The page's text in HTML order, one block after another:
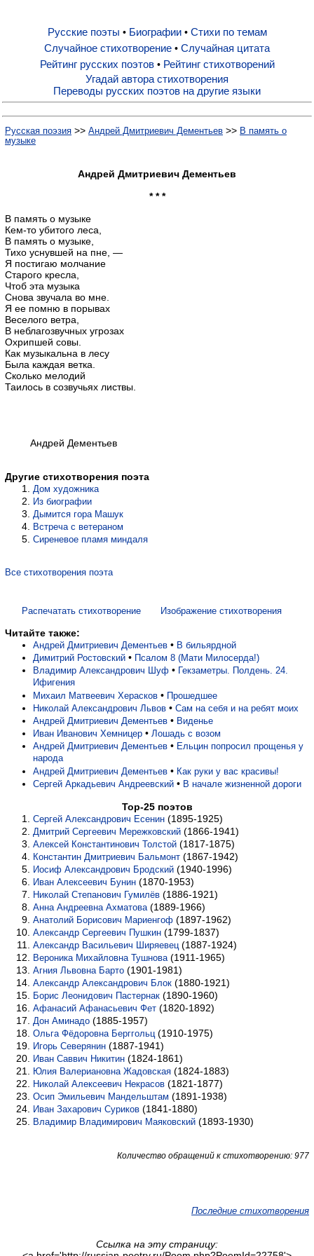
Русские поэты
Биографии
Стихи по темам
Рейтинг русских поэтов
Рейтинг стихотворений
Русские поэты • Биографии• Стихи по темам
Случайное стихотворение • Случайная цитата
Рейтинг русских поэтов• Рейтинг стихотворений
Угадай автора стихотворения
Переводы русских поэтов на другие языки
Русская поэзия >> Андрей Дмитриевич Дементьев >> В память о
музыке
Андрей Дмитриевич Дементьев
* * *
В память о музыке
Кем-то убитого леса,
В память о музыке,
Тихо уснувшей на пне, —
Я постигаю молчание
Старого кресла,
Чтоб эта музыка
Снова звучала во мне.
Я ее помню в порывах
Веселого ветра,
В неблагозвучных угрозах
Охрипшей совы.
Как музыкальна в лесу
Была каждая ветка.
Сколько мелодий
Таилось в созвучьях листвы.
Андрей Дементьев
Другие стихотворения поэта
Дом художника
Из биографии
Дымится гора Машук
Встреча с ветераном
Сиреневое пламя миндаля
Все стихотворения поэта
Распечатать стихотворение Изображение стихотворения
Читайте также:
Андрей Дмитриевич Дементьев • В бильярдной
Димитрий Ростовский • Псалом 8 (Мати Милосерда!)
Владимир Александрович Шуф • Гекзаметры. Полдень. 24.
Ифигения
Михаил Матвеевич Херасков • Прошедшее
Николай Александрович Львов • Сам на себя и на ребят моих
Андрей Дмитриевич Дементьев • Виденье
Иван Иванович Хемницер • Лошадь с возом
Андрей Дмитриевич Дементьев • Ельцин попросил прощенья у
народа
Андрей Дмитриевич Дементьев • Как руки у вас красивы!
Сергей Аркадьевич Андреевский • В начале жизненной дороги
Top-25 поэтов
Сергей Александрович Есенин (1895-1925)
Дмитрий Сергеевич Мережковский (1866-1941)
Алексей Константинович Толстой (1817-1875)
Константин Дмитриевич Бальмонт (1867-1942)
Иосиф Александрович Бродский (1940-1996)
Иван Алексеевич Бунин (1870-1953)
Николай Степанович Гумилёв (1886-1921)
Анна Андреевна Ахматова (1889-1966)
Анатолий Борисович Мариенгоф (1897-1962)
Александр Сергеевич Пушкин (1799-1837)
Александр Васильевич Ширяевец (1887-1924)
Вероника Михайловна Тушнова (1911-1965)
Агния Львовна Барто (1901-1981)
Александр Александрович Блок (1880-1921)
Борис Леонидович Пастернак (1890-1960)
Афанасий Афанасьевич Фет (1820-1892)
Дон Аминадо (1885-1957)
Ольга Фёдоровна Берггольц (1910-1975)
Игорь Северянин (1887-1941)
Иван Саввич Никитин (1824-1861)
Юлия Валериановна Жадовская (1824-1883)
Николай Алексеевич Некрасов (1821-1877)
Осип Эмильевич Мандельштам (1891-1938)
Иван Захарович Суриков (1841-1880)
Владимир Владимирович Маяковский (1893-1930)
Количество обращений к стихотворению: 977
Последние стихотворения
Ссылка на эту страницу: